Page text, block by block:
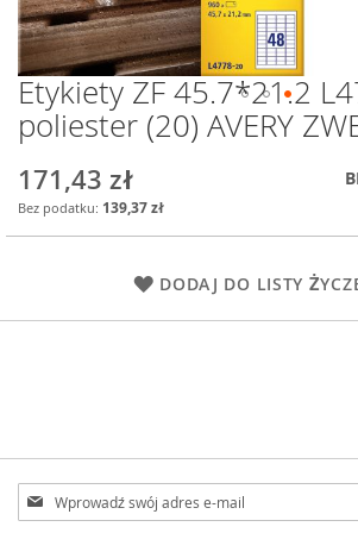
Przejdź
na
początek
Etykiety ZF 45.7*21.2
poliester (20) AVERY
171,43 zł
139,37 zł
DODAJ DO LISTY
Subskrybuj
nasz